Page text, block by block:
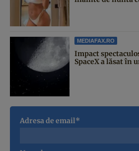
MEDIAFAX.RO
Impact
SpaceX a lăsat în
Adresa de email*